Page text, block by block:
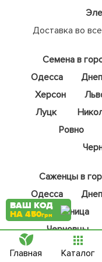
Доставка во
Семена в
Одесса
Херсон
Луцк
Ровно
Саженцы в
Одесса
Винница
Черновцы
Львов
ВАШ КОД
НА 450грн
Главная Каталог